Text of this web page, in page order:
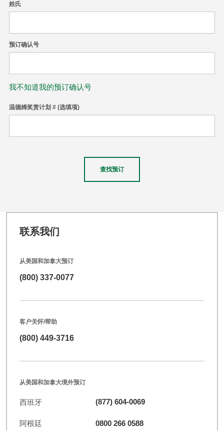
姓氏
预订确认号
我不知道我的预订确认号
温德姆奖赏计划 # (选填项)
查找预订
联系我们
从美国和加拿大预订
(800) 337-0077
客户关怀/帮助
(800) 449-3716
从美国和加拿大境外预订
西班牙 (877) 604-0069
阿根廷 0800 266 0588